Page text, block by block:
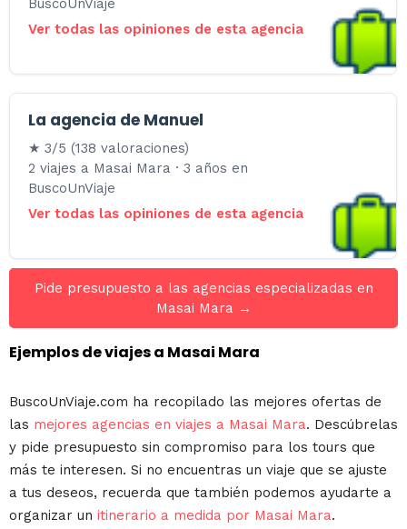
BuscoUnViaje
Ver todas las opiniones de esta agencia
La agencia de Manuel
★ 3/5 (138 valoraciones)
2 viajes a Masai Mara · 3 años en
BuscoUnViaje
Ver todas las opiniones de esta agencia
Pide presupuesto a las agencias especializadas en
Masai Mara →
Ejemplos de viajes a Masai Mara
BuscoUnViaje.com ha recopilado las mejores ofertas de
las mejores agencias en viajes a Masai Mara. Descúbrelas
y pide presupuesto sin compromiso para los tours que
más te interesen. Si no encuentras un viaje que se ajuste
a tus deseos, recuerda que también podemos ayudarte a
organizar un itinerario a medida por Masai Mara.